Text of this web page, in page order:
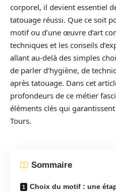
corporel, il devient essentiel
tatouage réussi. Que ce soit
motif ou d’une œuvre d’art
techniques et les conseils
allant au-delà des simples
de parler d’hygiène, de
après tatouage. Dans cet
profondeurs de ce métier
éléments clés qui
Tours.
Sommaire
Choix du motif : une